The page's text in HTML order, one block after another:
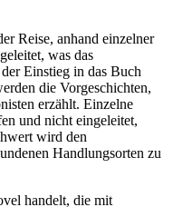
Reise, anhand einzelner
was das
Einstieg in das Buch
die Vorgeschichten,
erzählt. Einzelne
und nicht eingeleitet,
wird den
Handlungsorten zu
handelt, die mit